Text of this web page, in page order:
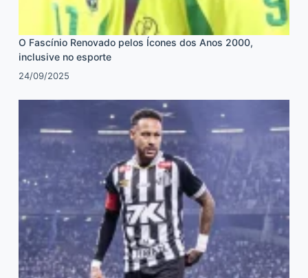
O Fascínio Renovado pelos Ícones dos Anos 2000,
inclusive no esporte
24/09/2025